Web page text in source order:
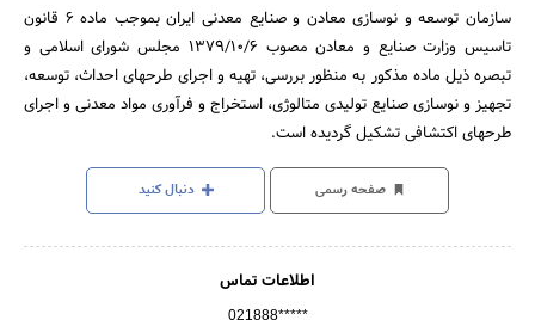
سازمان توسعه و نوسازی معادن و صنایع معدنی ایران بموجب ماده 6 قانون
تاسیس وزارت صنایع و معادن مصوب 1379/10/6 مجلس شورای اسلامی و
تبصره ذیل ماده مذکور به منظور بررسی، تهیه و اجرای طرحهای احداث، توسعه،
تجهیز و نوسازی صنایع تولیدی متالوژی، استخراج و فرآوری مواد معدنی و اجرای
طرحهای اکتشافی تشکیل گردیده است.
صفحه رسمی دنبال کنید
اطلاعات تماس
021888*****